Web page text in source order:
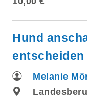
Hund
entscheiden
Melanie